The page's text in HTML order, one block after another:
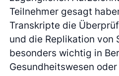
Teilnehmer gesagt
Transkripte die
und die Replikation von
besonders wichtig in
Gesundheitswesen oder